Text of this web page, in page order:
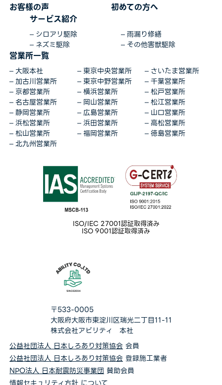
お客様の声
初めての方へ
サービス紹介
シロアリ駆除
雨漏り修繕
ネズミ駆除
その他害獣駆除
営業所一覧
大阪本社 東京中央営業所
さいたま営業所
加古川営業所
東京中野営業所
千葉営業所
京都営業所
横浜営業所
松戸営業所
名古屋営業所
岡山営業所
松江営業所
静岡営業所
広島営業所
山口営業所
浜松営業所
浜田営業所
高松営業所
松山営業所
福岡営業所
徳島営業所
北九州営業所
ISO/IEC 27001認証取得済み
ISO 9001認証取得済み
〒533-0005
大阪府大阪市東淀川区瑞光二丁目11-11
株式会社アビリティ 本社
公益社団法人 日本しろあり対策協会会員
公益社団法人 日本しろあり対策協会登録施工業者
NPO法人 日本耐震防災事業団賛助会員